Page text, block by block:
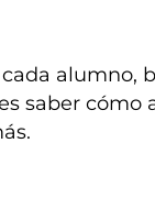
alumno,
saber cómo